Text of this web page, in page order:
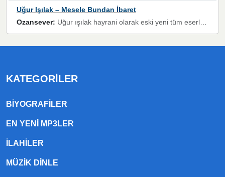
Uğur Işılak – Mesele Bundan İbaret
Ozansever: Uğur ışılak hayrani olarak eski yeni tüm eserlerini keyifle huzurla dinleyenlerden birisiyim, emeğine saygı duyan gönül veren bunu en güzel şekilde sevenlerine ulaştıran siz değerli sayfa yöneticilerine de teşekkür ederim
KATEGORILER
BIYOGRAFILER
EN YENI MP3LER
ILAHILER
MÜZIK DINLE